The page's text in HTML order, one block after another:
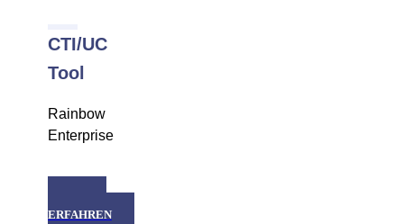
CTI/UC
Tool
Rainbow
Enterprise
ERFAHREN